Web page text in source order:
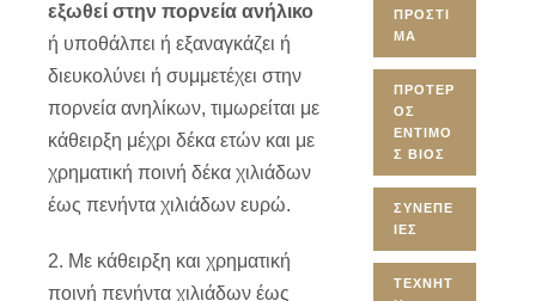
εξωθεί στην πορνεία ανήλικο
ή υποθάλπει ή εξαναγκάζει ή
διευκολύνει ή συμμετέχει στην
πορνεία ανηλίκων, τιμωρείται με
κάθειρξη μέχρι δέκα ετών και με
χρηματική ποινή δέκα χιλιάδων
έως πενήντα χιλιάδων ευρώ.
2. Με κάθειρξη και χρηματική
ποινή πενήντα χιλιάδων έως
ΠΡΌΣΤΙ
ΜΑ
ΠΡΌΤΕΡ
ΟΣ
ΈΝΤΙΜΟ
Σ ΒΊΟΣ
ΣΥΝΈΠΕ
ΙΕΣ
ΤΕΧΝΗΤ